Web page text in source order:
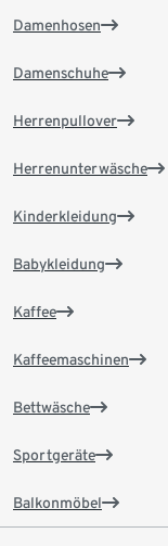
Damenhosen
Damenschuhe
Herrenpullover
Herrenunterwäsche
Kinderkleidung
Babykleidung
Kaffee
Kaffeemaschinen
Bettwäsche
Sportgeräte
Balkonmöbel